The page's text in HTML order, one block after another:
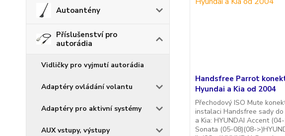
Autoantény
Příslušenství pro
autorádia
Vidličky pro vyjmutí autorádia
Adaptéry ovládání volantu
Adaptéry pro aktivní systémy
AUX vstupy, výstupy
Handsfree Parrot
Hyundai a Kia od 2004
Přechodový ISO Mute
instalaci Handsfree sady
a Kia: HYUNDAI Accent
Sonata (05-08)(08-